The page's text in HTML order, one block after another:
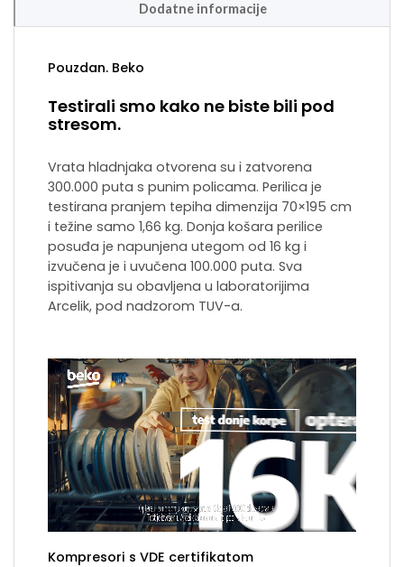
Dodatne informacije
Pouzdan. Beko
Testirali smo kako ne biste bili pod
stresom.
Vrata hladnjaka otvorena su i zatvorena
300.000 puta s punim policama. Perilica je
testirana pranjem tepiha dimenzija 70×195 cm
i težine samo 1,66 kg. Donja košara perilice
posuđa je napunjena utegom od 16 kg i
izvučena je i uvučena 100.000 puta. Sva
ispitivanja su obavljena u laboratorijima
Arcelik, pod nadzorom TUV-a.
Kompresori s VDE certifikatom